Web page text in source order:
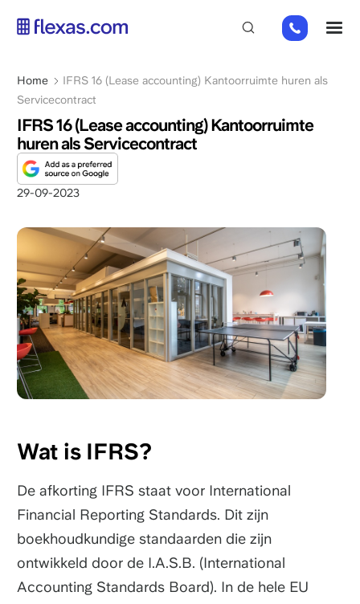
inhoud
gaan
+31
85
21
Kruimelpad
Home
IFRS 16 (Lease accounting) Kantoorruimte huren als
Servicecontract
IFRS 16 (Lease accounting) Kantoorruimte
huren als Servicecontract
29-09-2023
Wat is IFRS?
De afkorting IFRS staat voor International
Financial Reporting Standards. Dit zijn
boekhoudkundige standaarden die zijn
ontwikkeld door de I.A.S.B. (International
Accounting Standards Board). In de hele EU